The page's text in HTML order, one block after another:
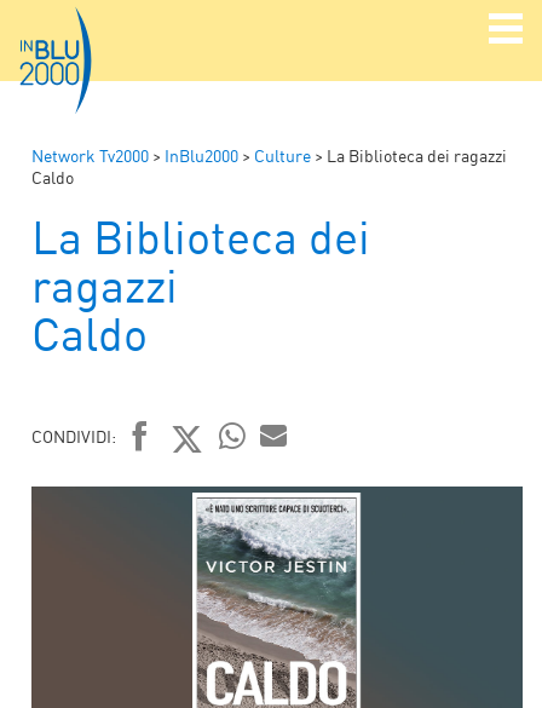
Network Tv2000 > InBlu2000 > Culture > La Biblioteca dei ragazzi
Caldo
La Biblioteca dei
ragazzi
Caldo
CONDIVIDI:
FACEBOOK
TWITTER
WHATSAPP
MAIL